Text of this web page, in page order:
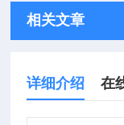
相关文章
详细介绍 在